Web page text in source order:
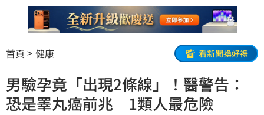
首頁 健康 看新聞換好禮
男驗孕竟「出現2條線」！醫警告：
恐是睪丸癌前兆 1類人最危險